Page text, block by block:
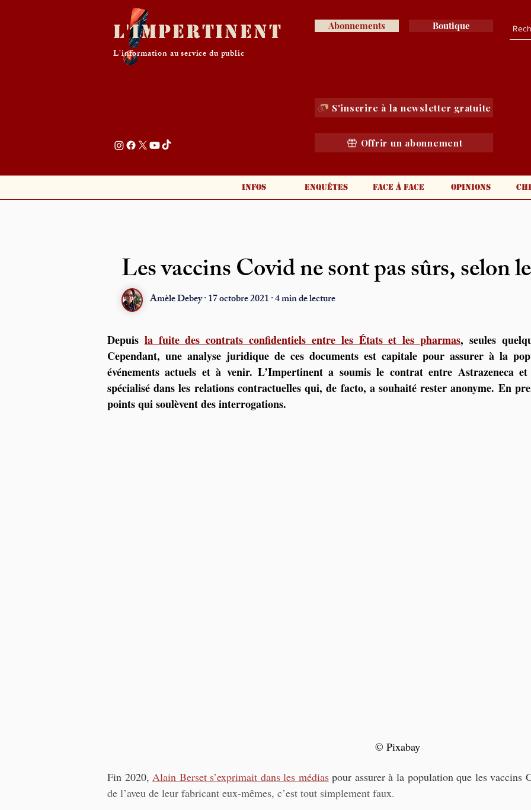
L'Impertinent
L'information au service du public
Abonnements Boutique
S'inscrire à la newsletter gratuite
Offrir un abonnement
Infos Enquêtes Face à face Opinions
Les vaccins Covid ne sont pas sûrs, selon
Amèle Debey · 17 octobre 2021 · 4 min de lecture
Depuis la fuite des contrats confidentiels entre les États et les pharmas, seules
Cependant, une analyse juridique de ces documents est capitale pour assurer à la
événements actuels et à venir. L’Impertinent a soumis le contrat entre Astrazeneca
spécialisé dans les relations contractuelles qui, de facto, a souhaité rester anonyme. En
points qui soulèvent des interrogations.
© Pixabay
Fin 2020, Alain Berset s’exprimait dans les médias pour assurer à la population que les vaccins
de l’aveu de leur fabricant eux-mêmes, c’est tout simplement faux.